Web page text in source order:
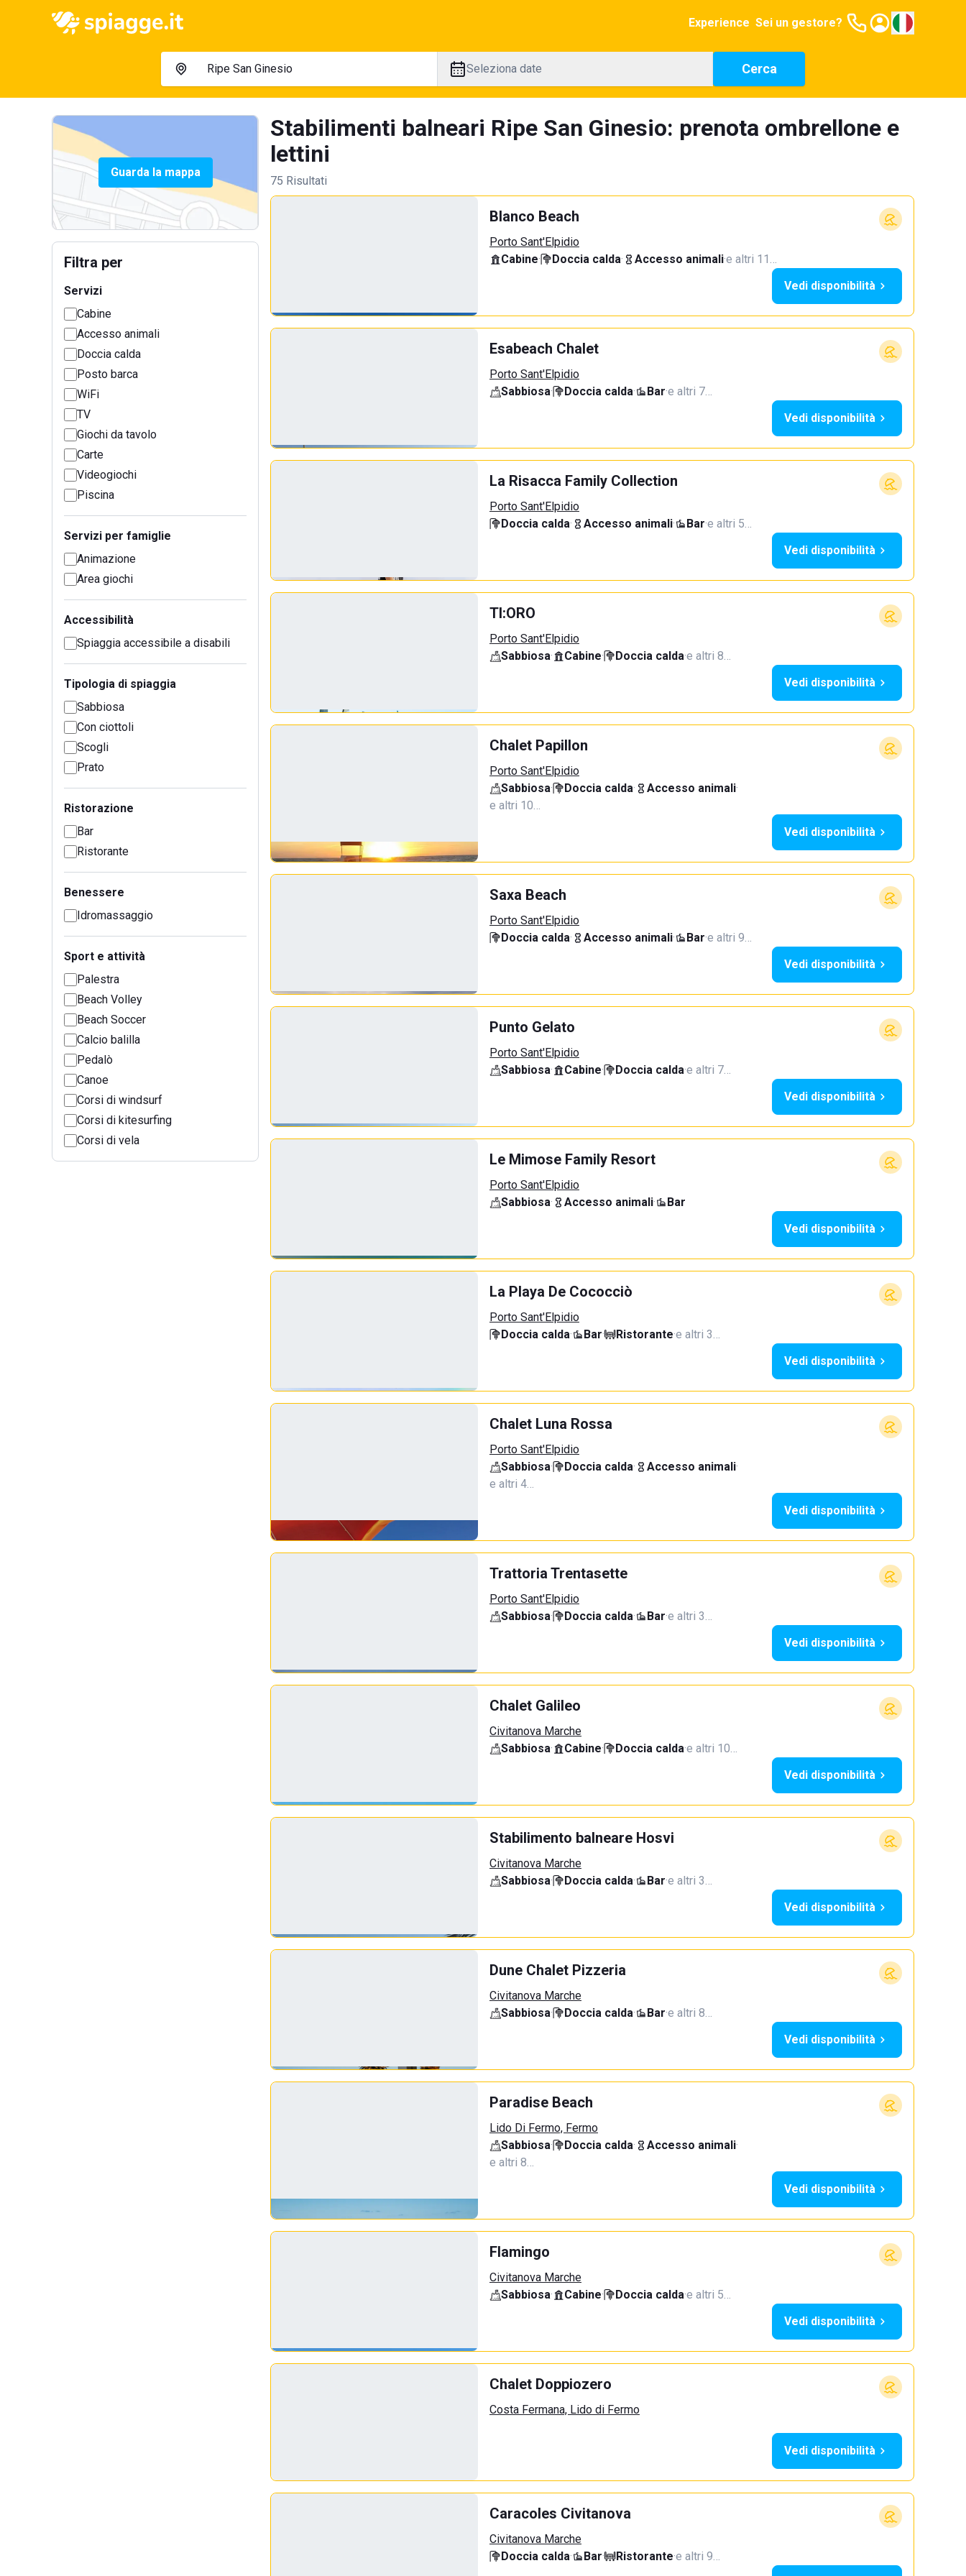
Experience Sei un gestore?
Seleziona date Cerca
Guarda la mappa
Filtra per
Servizi
Cabine
Accesso animali
Doccia calda
Posto barca
WiFi
TV
Giochi da tavolo
Carte
Videogiochi
Piscina
Servizi per famiglie
Animazione
Area giochi
Accessibilità
Spiaggia accessibile a disabili
Tipologia di spiaggia
Sabbiosa
Con ciottoli
Scogli
Prato
Ristorazione
Bar
Ristorante
Benessere
Idromassaggio
Sport e attività
Palestra
Beach Volley
Beach Soccer
Calcio balilla
Pedalò
Canoe
Corsi di windsurf
Corsi di kitesurfing
Corsi di vela
Stabilimenti balneari Ripe San Ginesio: prenota ombrellone e
lettini
75 Risultati
Blanco Beach
Porto Sant'Elpidio
Cabine· Doccia calda· Accesso animali·e altri 11…
Vedi disponibilità
Esabeach Chalet
Porto Sant'Elpidio
Sabbiosa· Doccia calda· Bar·e altri 7…
Vedi disponibilità
La Risacca Family Collection
Porto Sant'Elpidio
Doccia calda· Accesso animali· Bar·e altri 5…
Vedi disponibilità
TI:ORO
Porto Sant'Elpidio
Sabbiosa· Cabine· Doccia calda·e altri 8…
Vedi disponibilità
Chalet Papillon
Porto Sant'Elpidio
Sabbiosa· Doccia calda· Accesso animali·
e altri 10…
Vedi disponibilità
Saxa Beach
Porto Sant'Elpidio
Doccia calda· Accesso animali· Bar·e altri 9…
Vedi disponibilità
Punto Gelato
Porto Sant'Elpidio
Sabbiosa· Cabine· Doccia calda·e altri 7…
Vedi disponibilità
Le Mimose Family Resort
Porto Sant'Elpidio
Sabbiosa· Accesso animali·
Bar
Vedi disponibilità
La Playa De Cococciò
Porto Sant'Elpidio
Doccia calda· Bar· Ristorante·e altri 3…
Vedi disponibilità
Chalet Luna Rossa
Porto Sant'Elpidio
Sabbiosa· Doccia calda· Accesso animali·
e altri 4…
Vedi disponibilità
Trattoria Trentasette
Porto Sant'Elpidio
Sabbiosa· Doccia calda· Bar·e altri 3…
Vedi disponibilità
Chalet Galileo
Civitanova Marche
Sabbiosa· Cabine· Doccia calda·e altri 10…
Vedi disponibilità
Stabilimento balneare Hosvi
Civitanova Marche
Sabbiosa· Doccia calda· Bar·e altri 3…
Vedi disponibilità
Dune Chalet Pizzeria
Civitanova Marche
Sabbiosa· Doccia calda· Bar·e altri 8…
Vedi disponibilità
Paradise Beach
Lido Di Fermo, Fermo
Sabbiosa· Doccia calda· Accesso animali·
e altri 8…
Vedi disponibilità
Flamingo
Civitanova Marche
Sabbiosa· Cabine· Doccia calda·e altri 5…
Vedi disponibilità
Chalet Doppiozero
Costa Fermana, Lido di Fermo
Vedi disponibilità
Caracoles Civitanova
Civitanova Marche
Doccia calda· Bar· Ristorante·e altri 9…